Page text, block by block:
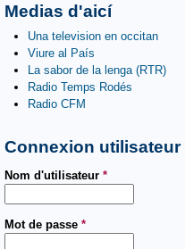
Medias d'aicí
Una television en occitan
Viure al País
La sabor de la lenga (RTR)
Radio Temps Rodés
Radio CFM
Connexion utilisateur
Nom d'utilisateur *
Mot de passe *